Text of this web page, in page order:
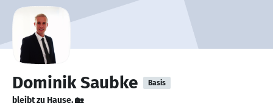
Dominik Saubke Basis
bleibt zu Hause. 🏡